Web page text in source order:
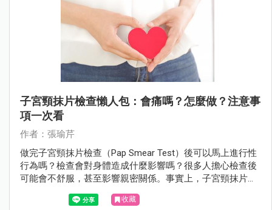
子宮頸抹片檢查懶人包：會痛嗎？怎麼做？注意事
項一次看
作者：張瑜芹
做完子宮頸抹片檢查（Pap Smear Test）後可以馬上進行性
行為嗎？檢查會對身體造成什麼影響嗎？很多人擔心檢查後
可能會不舒服，甚至影響親密關係。事實上，子宮頸抹片雖
然是常規篩檢，但仍可能讓子宮頸變得敏感，甚至有輕微出
血。檢查後應該休息多久？需要特別注意什麼？
收藏